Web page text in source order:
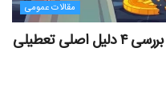
مقالات عمومی
پایان تلخ پروژه‌های میلیون دلاری؛ بررسی ۴ دلیل اصلی تعطیلی